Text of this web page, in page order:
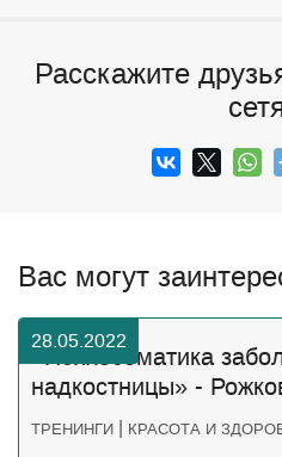
Расскажите
Вас могут
28.05.2022
«Психосоматика
надкостницы» -
ТРЕНИНГИ | КРАСОТА И